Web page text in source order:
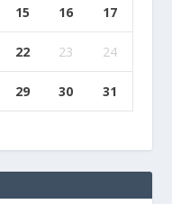
15 16 17
22 23 24
29 30
31